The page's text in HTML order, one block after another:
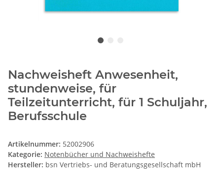
Nachweisheft Anwesenheit,
stundenweise, für
Teilzeitunterricht, für 1 Schuljahr,
Berufsschule
Artikelnummer: 52002906
Kategorie: Notenbücher und Nachweishefte
Hersteller: bsn Vertriebs- und Beratungsgesellschaft mbH